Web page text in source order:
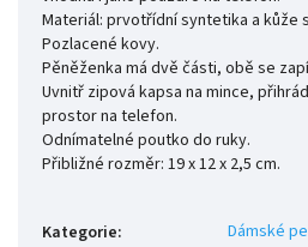
Materiál: prvotřídní syntetika a kůže
Pozlacené kovy.
Pěněženka má dvě části, obě se
Uvnitř zipová kapsa na mince,
prostor na telefon.
Odnímatelné poutko do ruky.
Přibližné rozměr: 19 x 12 x 2,5 cm.
Kategorie:
Dámské